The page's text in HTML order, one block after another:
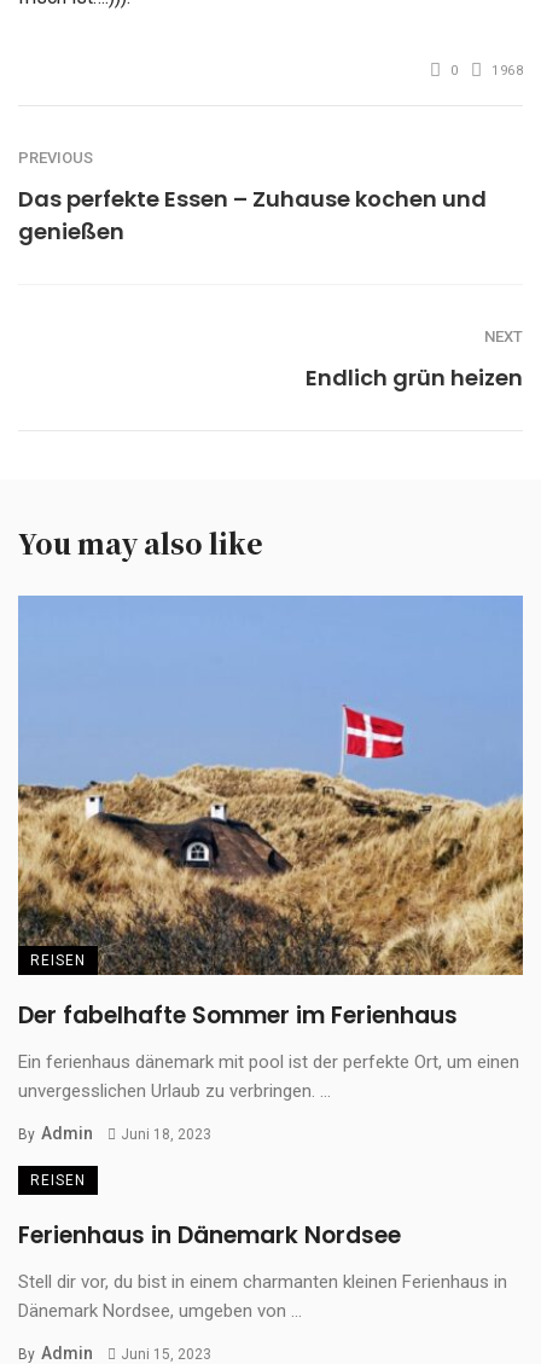
0 1968
PREVIOUS
Das perfekte Essen – Zuhause kochen und
genießen
NEXT
Endlich grün heizen
You may also like
REISEN
Der fabelhafte Sommer im Ferienhaus
Ein ferienhaus dänemark mit pool ist der perfekte Ort, um einen
unvergesslichen Urlaub zu verbringen. ...
By Admin Juni 18, 2023
REISEN
Ferienhaus in Dänemark Nordsee
Stell dir vor, du bist in einem charmanten kleinen Ferienhaus in
Dänemark Nordsee, umgeben von ...
By Admin Juni 15, 2023